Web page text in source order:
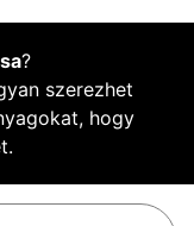
?
szerezhet
hogy